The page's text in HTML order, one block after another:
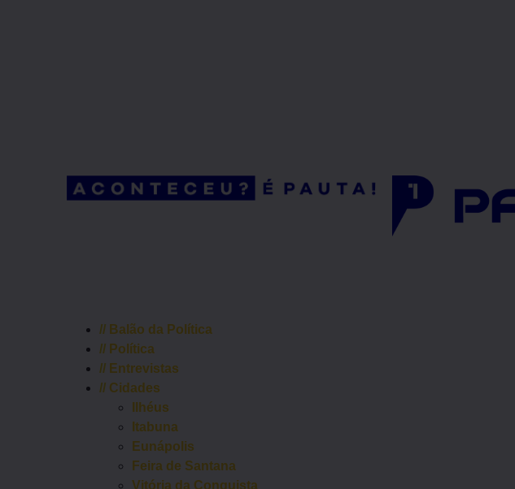
// Balão da Política
// Política
// Entrevistas
// Cidades
Ilhéus
Itabuna
Eunápolis
Feira de Santana
Vitória da Conquista